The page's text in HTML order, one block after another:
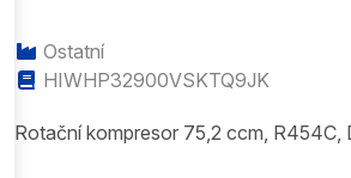
Ostatní
HIWHP32900VSKTQ9JK
Rotační kompresor 75,2 ccm, R454C,